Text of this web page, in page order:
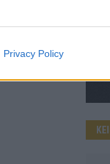
Privacy Policy